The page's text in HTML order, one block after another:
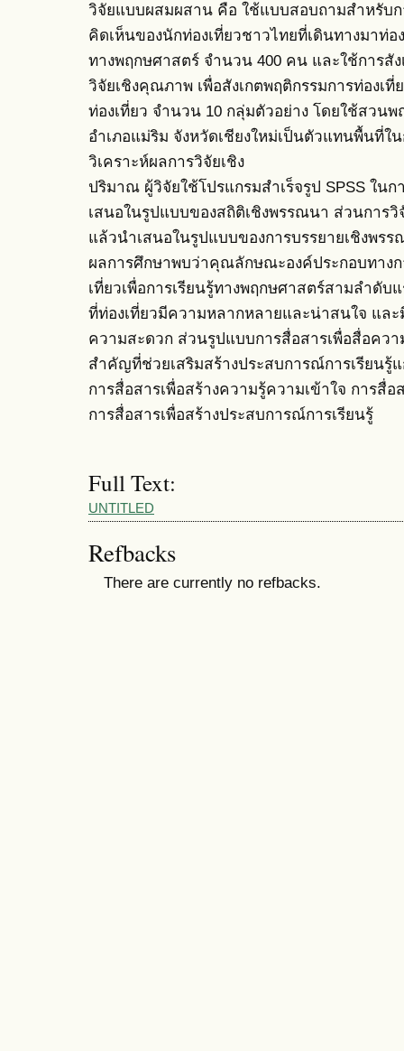
วิจัยแบบผสมผสาน คือ ใช้แบบสอบถามสำหรับ
คิดเห็นของนักท่องเที่ยวชาวไทยที่เดินทางมาท่อ
ทางพฤกษศาสตร์ จำนวน 400 คน และใช้การสั
วิจัยเชิงคุณภาพ เพื่อสังเกตพฤติกรรมการท่องเ
ท่องเที่ยว จำนวน 10 กลุ่มตัวอย่าง โดยใช้สวน
อำเภอแม่ริม จังหวัดเชียงใหม่เป็นตัวแทนพื้นที่ใ
วิเคราะห์ผลการวิจัยเชิง
ปริมาณ ผู้วิจัยใช้โปรแกรมสำเร็จรูป SPSS ใน
เสนอในรูปแบบของสถิติเชิงพรรณนา ส่วนการ
แล้วนำเสนอในรูปแบบของการบรรยายเชิงพร
ผลการศึกษาพบว่าคุณลักษณะองค์ประกอบทาง
เที่ยวเพื่อการเรียนรู้ทางพฤกษศาสตร์สามลำดั
ที่ท่องเที่ยวมีความหลากหลายและน่าสนใจ แล
ความสะดวก ส่วนรูปแบบการสื่อสารเพื่อสื่อควา
สำคัญที่ช่วยเสริมสร้างประสบการณ์การเรียนรู้
การสื่อสารเพื่อสร้างความรู้ความเข้าใจ การ
การสื่อสารเพื่อสร้างประสบการณ์การเรียนรู้
Full Text:
UNTITLED
Refbacks
There are currently no refbacks.